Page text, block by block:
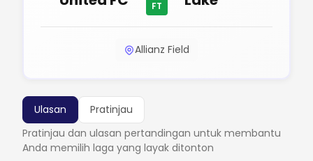
FT
Allianz Field
Ulasan
Pratinjau
Pratinjau dan ulasan pertandingan untuk membantu
Anda memilih laga yang layak ditonton